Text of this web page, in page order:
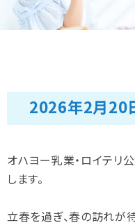
2026年2月20
オハヨー乳業・ロイテリ
します。
立春を過ぎ、春の訪れが